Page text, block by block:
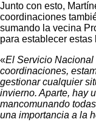
Junto con esto,
coordinaciones
sumando la vecina
para establecer
«El Servicio Nacional
coordinaciones,
gestionar cualquier
invierno. Aparte, hay
mancomunando
una importancia a la